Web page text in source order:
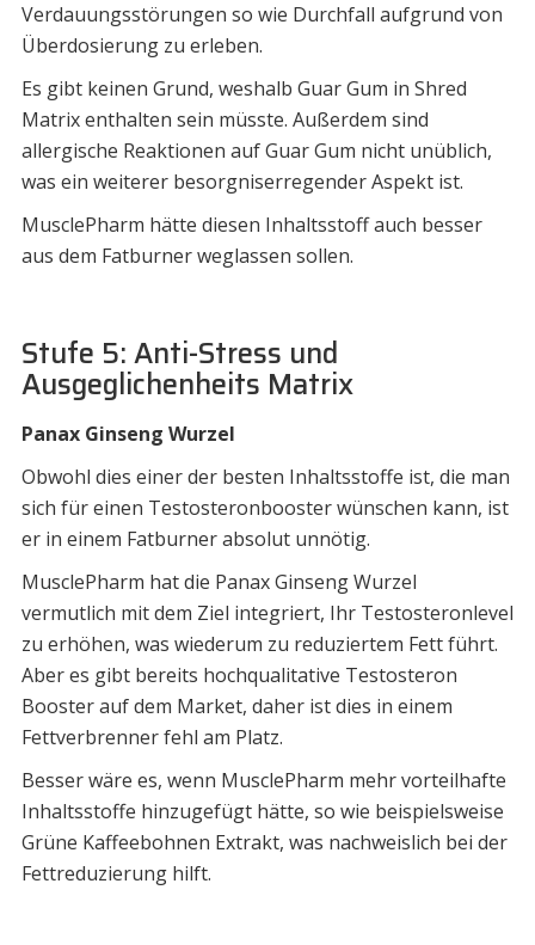
Verdauungsstörungen so wie Durchfall aufgrund von
Überdosierung zu erleben.
Es gibt keinen Grund, weshalb Guar Gum in Shred
Matrix enthalten sein müsste. Außerdem sind
allergische Reaktionen auf Guar Gum nicht unüblich,
was ein weiterer besorgniserregender Aspekt ist.
MusclePharm hätte diesen Inhaltsstoff auch besser
aus dem Fatburner weglassen sollen.
Stufe 5: Anti-Stress und
Ausgeglichenheits Matrix
Panax Ginseng Wurzel
Obwohl dies einer der besten Inhaltsstoffe ist, die man
sich für einen Testosteronbooster wünschen kann, ist
er in einem Fatburner absolut unnötig.
MusclePharm hat die Panax Ginseng Wurzel
vermutlich mit dem Ziel integriert, Ihr Testosteronlevel
zu erhöhen, was wiederum zu reduziertem Fett führt.
Aber es gibt bereits hochqualitative Testosteron
Booster auf dem Market, daher ist dies in einem
Fettverbrenner fehl am Platz.
Besser wäre es, wenn MusclePharm mehr vorteilhafte
Inhaltsstoffe hinzugefügt hätte, so wie beispielsweise
Grüne Kaffeebohnen Extrakt, was nachweislich bei der
Fettreduzierung hilft.